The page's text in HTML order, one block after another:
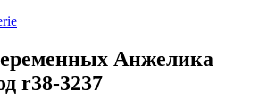
Анжелика
r38-3237